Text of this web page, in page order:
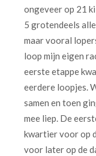
ongeveer op 21
5 grotendeels
maar vooral
loop mijn eigen
eerste etappe
eerdere loopjes.
samen en toen
mee liep. De
kwartier voor op
voor later op de